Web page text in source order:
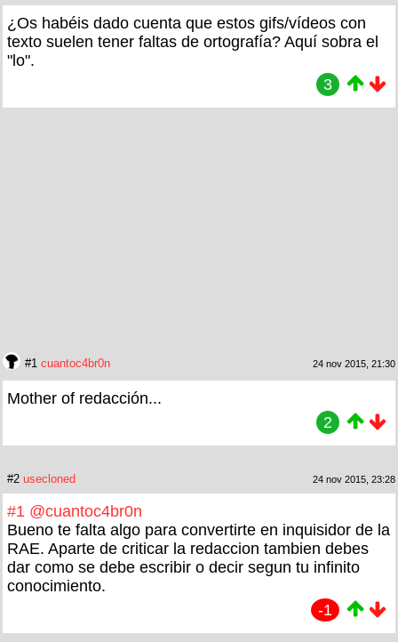
¿Os habéis dado cuenta que estos gifs/vídeos con
texto suelen tener faltas de ortografía? Aquí sobra el
"lo".
3
#1 cuantoc4br0n 24 nov 2015, 21:30
Mother of redacción...
2
#2 usecloned 24 nov 2015, 23:28
#1 @cuantoc4br0n
Bueno te falta algo para convertirte en inquisidor de la
RAE. Aparte de criticar la redaccion tambien debes
dar como se debe escribir o decir segun tu infinito
conocimiento.
-1